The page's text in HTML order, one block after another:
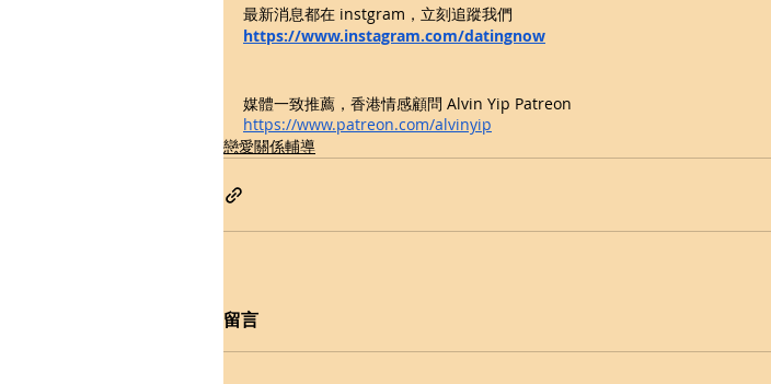
最新消息都在 instgram，立刻追蹤我們
https://www.instagram.com/datingnow
媒體一致推薦，香港情感顧問 Alvin Yip Patreon
https://www.patreon.com/alvinyip
戀愛關係輔導
留言